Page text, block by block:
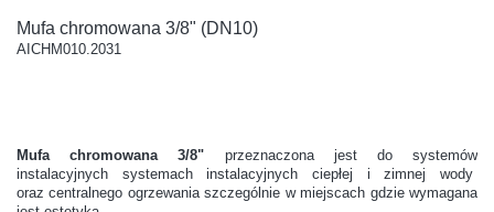
Mufa chromowana 3/8" (DN10)
AICHM010.2031
Mufa chromowana 3/8" przeznaczona jest do systemów
instalacyjnych systemach instalacyjnych ciepłej i zimnej wody
oraz centralnego ogrzewania szczególnie w miejscach gdzie wymagana